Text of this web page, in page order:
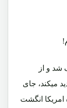
شد و از
میکند، جای
انگشت